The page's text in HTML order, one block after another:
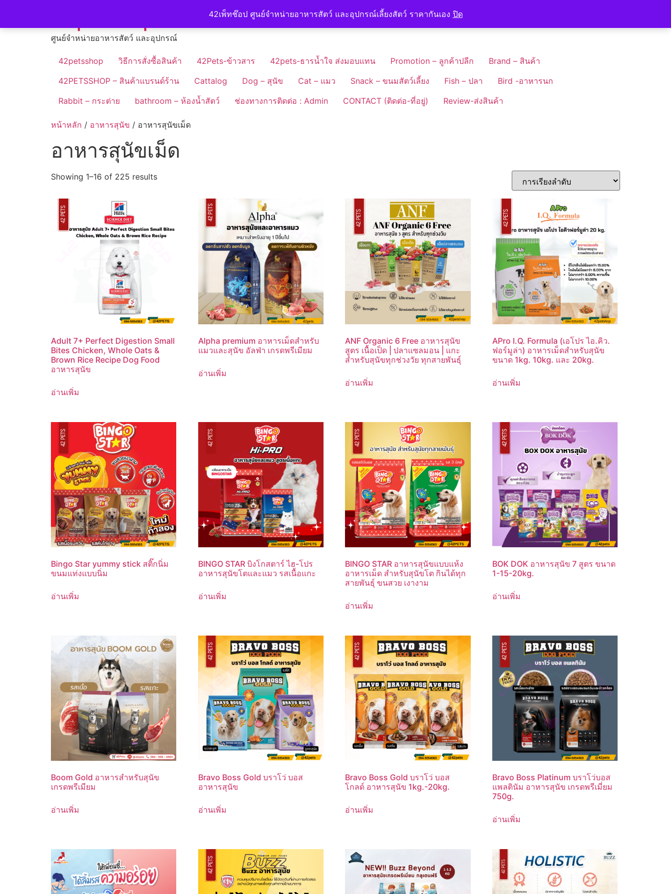
42เพ็ทช๊อป ศูนย์จำหน่ายอาหารสัตว์ และอุปกรณ์เลี้ยงสัตว์ ราคากันเอง ปิด
content
ศูนย์จำหน่ายอาหารสัตว์ และอุปกรณ์
42petsshop วิธีการสั่งซื้อสินค้า 42Pets-ข้าวสาร 42pets-ธารน้ำใจ ส่งมอบแทน Promotion – ลูกค้าปลีก
Brand – สินค้า
42PETSSHOP – สินค้าแบรนด์ร้าน
Cattalog Dog – สุนัข Cat – แมว Snack – ขนมสัตว์เลี้ยง Fish – ปลา
Bird -อาหารนก
Rabbit – กระต่าย
bathroom – ห้องน้ำสัตว์ ช่องทางการติดต่อ : Admin CONTACT (ติดต่อ-ที่อยู่) Review-ส่งสินค้า
หน้าหลัก / อาหารสุนัข / อาหารสุนัขเม็ด
อาหารสุนัขเม็ด
Showing 1–16 of 225 results
Adult 7+ Perfect Digestion Small
Bites Chicken, Whole Oats &
Brown Rice Recipe Dog Food
อาหารสุนัข
อ่านเพิ่ม
Alpha premium อาหารเม็ดสำหรับ
แมวและสุนัข อัลฟ่า เกรดพรีเมียม
อ่านเพิ่ม
ANF Organic 6 Free อาหารสุนัข
สูตร เนื้อเป็ด | ปลาแซลมอน | แกะ
สำหรับสุนัขทุกช่วงวัย ทุกสายพันธุ์
อ่านเพิ่ม
APro I.Q. Formula (เอโปร ไอ.คิว.
ฟอร์มูล่า) อาหารเม็ดสำหรับสุนัข
ขนาด 1kg. 10kg. และ 20kg.
อ่านเพิ่ม
Bingo Star yummy stick สติ๊กนิ่ม
ขนมแท่งแบบนิ่ม
อ่านเพิ่ม
BINGO STAR บิงโกสตาร์ ไฮ-โปร
อาหารสุนัขโตและแมว รสเนื้อแกะ
อ่านเพิ่ม
BINGO STAR อาหารสุนัขแบบแห้ง
อาหารเม็ด สำหรับสุนัขโต กินได้ทุก
สายพันธุ์ ขนสวย เงางาม
อ่านเพิ่ม
BOK DOK อาหารสุนัข 7 สูตร ขนาด
1-15-20kg.
อ่านเพิ่ม
Boom Gold อาหารสำหรับสุนัข
เกรดพรีเมียม
อ่านเพิ่ม
Bravo Boss Gold บราโว่ บอส
อาหารสุนัข
อ่านเพิ่ม
Bravo Boss Gold บราโว่ บอส
โกลด์ อาหารสุนัข 1kg.-20kg.
อ่านเพิ่ม
Bravo Boss Platinum บราโว่บอส
แพลตินัม อาหารสุนัข เกรดพรีเมี่ยม
750g.
อ่านเพิ่ม